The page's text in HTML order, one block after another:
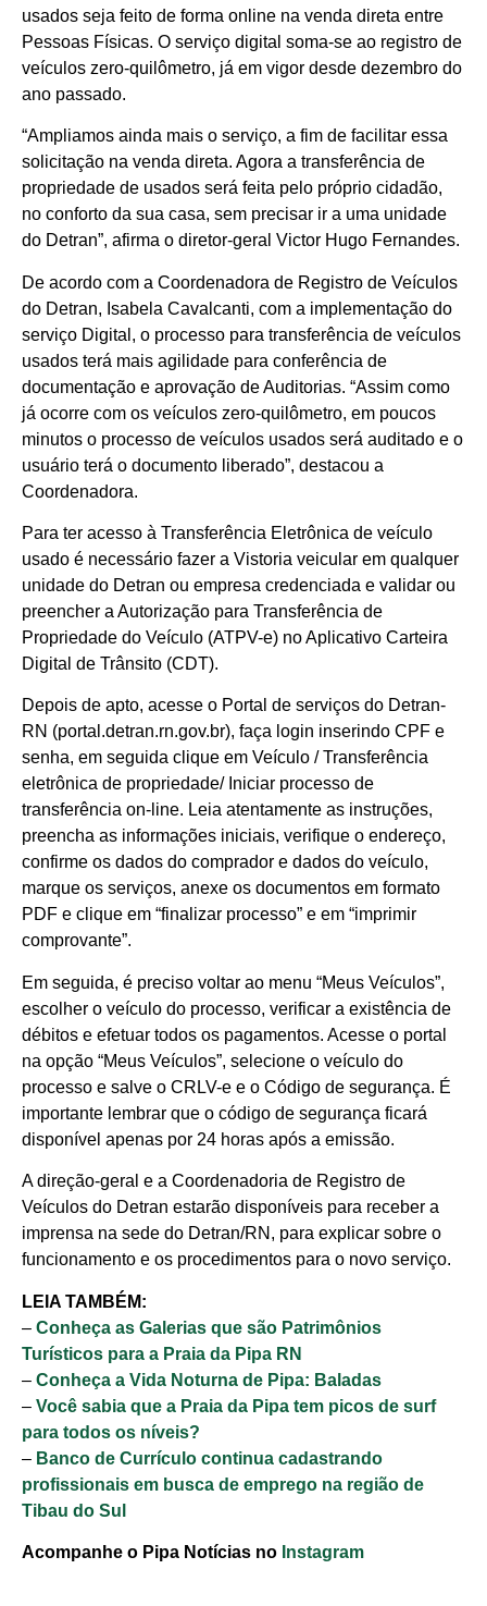
usados seja feito de forma online na venda direta entre
Pessoas Físicas. O serviço digital soma-se ao registro de
veículos zero-quilômetro, já em vigor desde dezembro do
ano passado.
“Ampliamos ainda mais o serviço, a fim de facilitar essa
solicitação na venda direta. Agora a transferência de
propriedade de usados será feita pelo próprio cidadão,
no conforto da sua casa, sem precisar ir a uma unidade
do Detran”, afirma o diretor-geral Victor Hugo Fernandes.
De acordo com a Coordenadora de Registro de Veículos
do Detran, Isabela Cavalcanti, com a implementação do
serviço Digital, o processo para transferência de veículos
usados terá mais agilidade para conferência de
documentação e aprovação de Auditorias. “Assim como
já ocorre com os veículos zero-quilômetro, em poucos
minutos o processo de veículos usados será auditado e o
usuário terá o documento liberado”, destacou a
Coordenadora.
Para ter acesso à Transferência Eletrônica de veículo
usado é necessário fazer a Vistoria veicular em qualquer
unidade do Detran ou empresa credenciada e validar ou
preencher a Autorização para Transferência de
Propriedade do Veículo (ATPV-e) no Aplicativo Carteira
Digital de Trânsito (CDT).
Depois de apto, acesse o Portal de serviços do Detran-
RN (portal.detran.rn.gov.br), faça login inserindo CPF e
senha, em seguida clique em Veículo / Transferência
eletrônica de propriedade/ Iniciar processo de
transferência on-line. Leia atentamente as instruções,
preencha as informações iniciais, verifique o endereço,
confirme os dados do comprador e dados do veículo,
marque os serviços, anexe os documentos em formato
PDF e clique em “finalizar processo” e em “imprimir
comprovante”.
Em seguida, é preciso voltar ao menu “Meus Veículos”,
escolher o veículo do processo, verificar a existência de
débitos e efetuar todos os pagamentos. Acesse o portal
na opção “Meus Veículos”, selecione o veículo do
processo e salve o CRLV-e e o Código de segurança. É
importante lembrar que o código de segurança ficará
disponível apenas por 24 horas após a emissão.
A direção-geral e a Coordenadoria de Registro de
Veículos do Detran estarão disponíveis para receber a
imprensa na sede do Detran/RN, para explicar sobre o
funcionamento e os procedimentos para o novo serviço.
LEIA TAMBÉM:
– Conheça as Galerias que são Patrimônios
Turísticos para a Praia da Pipa RN
– Conheça a Vida Noturna de Pipa: Baladas
– Você sabia que a Praia da Pipa tem picos de surf
para todos os níveis?
– Banco de Currículo continua cadastrando
profissionais em busca de emprego na região de
Tibau do Sul
Acompanhe o Pipa Notícias no Instagram